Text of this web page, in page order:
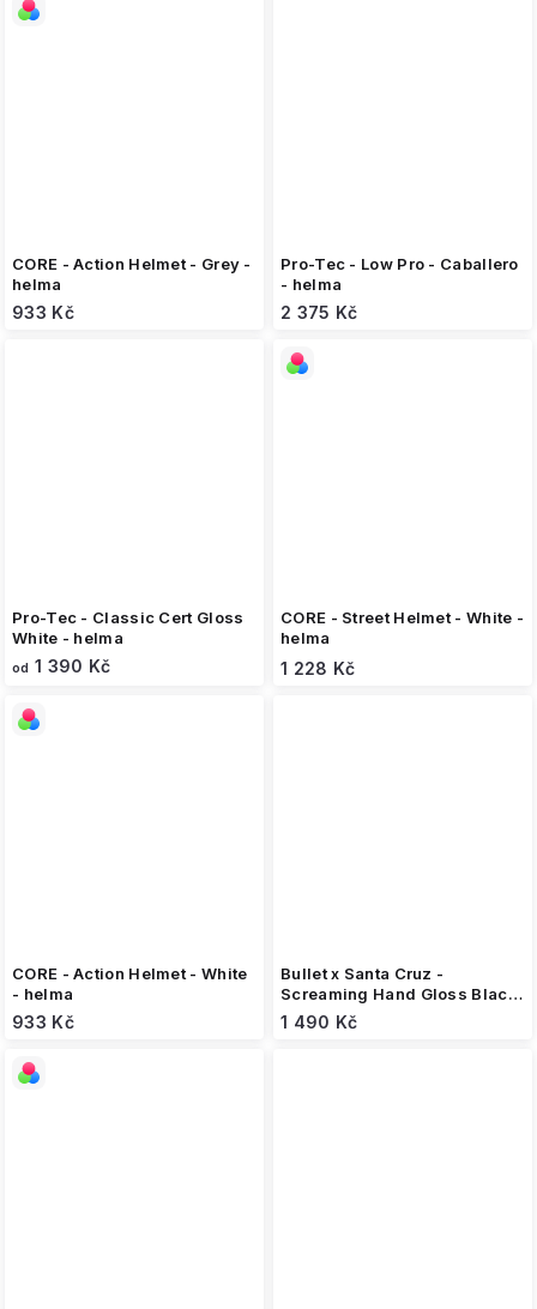
CORE - Action Helmet - Grey -
helma
933 Kč
Pro-Tec - Low Pro - Caballero
- helma
2 375 Kč
Pro-Tec - Classic Cert Gloss
White - helma
od 1 390 Kč
CORE - Street Helmet - White -
helma
1 228 Kč
CORE - Action Helmet - White
- helma
933 Kč
Bullet x Santa Cruz -
Screaming Hand Gloss Black
- helma
1 490 Kč